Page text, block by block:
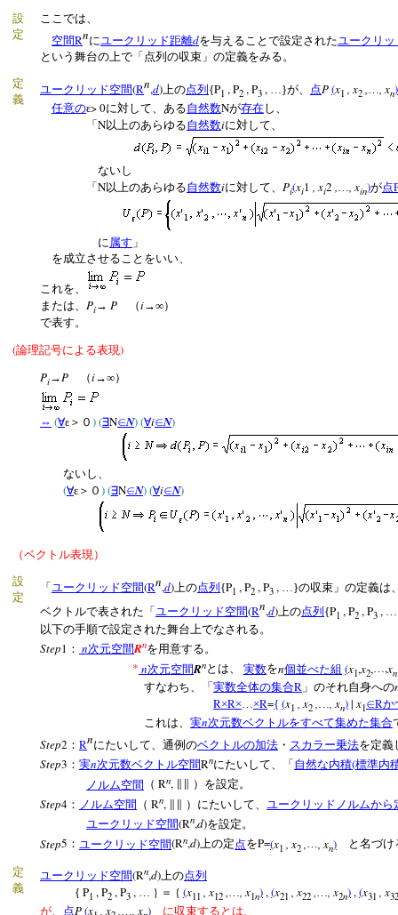
設
定
ここでは、
空間Rnにユークリッド距離dを与えることで設定されたユークリッ
という舞台の上で「点列の収束」の定義をみる。
定
義
ユークリッド空間(Rn,d)上の点列 {P1 , P2 , P3 , …}が、 点P(x1 , x2 ,…, xn)
任意のε> 0に対して、ある自然数Nが存在し、
「 N以上のあらゆる自然数iに対して、
ないし
「 N以上のあらゆる自然数iに対して、 Pi(xi1 , xi2 , , xin)が点
に 属す 」
を成立させることをいい、
これを、
または、 Pi→ P （i→∞）
で表す。
(論理記号による表現)
Pi→P （i→∞）
⇔ (∀ε＞０ )(∃N∈N)(∀i∈N)
ないし、
(∀ε＞０ )(∃N∈N)(∀i∈N)
（ベクトル表現）
設
定
「 ユークリッド空間(Rn,d)上の点列 {P1 , P2 , P3 , …}の収束」の定義は
ベクトルで表された「 ユークリッド空間(Rn,d)上の点列 {P1 , P2 , P3 ,
以下の手順で設定された舞台上でなされる。
Step1 ： n次元空間Rnを用意する。
* n次元空間Rnとは、 実数をn個並べた組 (x1,x2,…,xn
すなわち、「 実数全体の集合R 」のそれ自身への
R×R×…×R={ (x1 , x2 ,…, xn)|x1∈Rか
これは、 実n次元数ベクトルをすべて集めた集合
Step2 ： Rnにたいして、通例のベクトルの加法 ・ スカラー乗法を定義
Step3 ： 実n次元数ベクトル空間Rnにたいして、「 自然な内積(標準内
ノルム空間 （ Rn, ）を設定。
Step4 ： ノルム空間 （ Rn, ）にたいして、 ユークリッドノルムから
ユークリッド空間(Rn,d)を設定。
Step5 ： ユークリッド空間(Rn,d)上の定 点をP=(x1 , x2 ,…, xn) と名づ
定
義
ユークリッド空間(Rn,d)上の点列
{ P1 , P2 , P3 , … } ＝ { (x11 , x12 ,…, x1n),(x21 , x22 ,…, x2n),(x31 , x
が 点P(x , x , , x )
に収束するとは、